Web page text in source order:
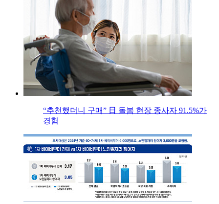
“추천했더니 구매” 日 돌봄 현장 종사자 91.5%가
경험